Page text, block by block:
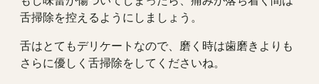
舌掃除を控えるようにしましょう。
舌はとてもデリケートなので、磨く時は歯磨きよりも
さらに優しく舌掃除をしてくださいね。